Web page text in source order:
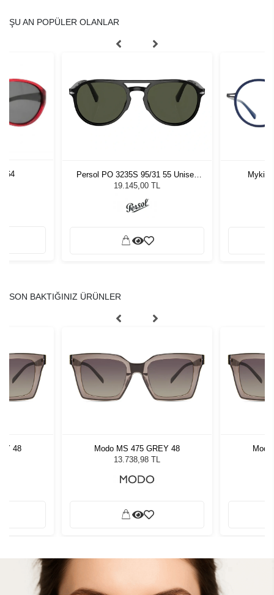
ŞU AN POPÜLER OLANLAR
64
Persol PO 3235S 95/31 55 Unisex
Güneş Gözlüğü
19.145,00 TL
Mykita
SON BAKTIĞINIZ ÜRÜNLER
48
Modo MS 475 GREY 48
13.738,98 TL